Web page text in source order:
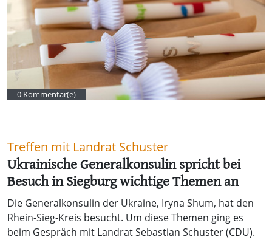
0 Kommentar(e)
Treffen mit Landrat Schuster
Ukrainische Generalkonsulin spricht bei
Besuch in Siegburg wichtige Themen an
Die Generalkonsulin der Ukraine, Iryna Shum, hat den
Rhein-Sieg-Kreis besucht. Um diese Themen ging es
beim Gespräch mit Landrat Sebastian Schuster (CDU).